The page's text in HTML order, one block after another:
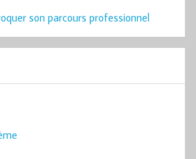
son parcours professionnel